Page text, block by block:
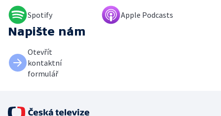
Spotify Apple Podcasts
Napište nám
Otevřít
kontaktní
formulář